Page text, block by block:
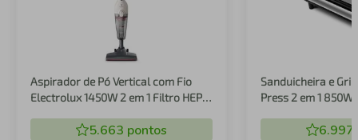
Aspirador de Pó Vertical com Fio
Electrolux 1450W 2 em 1 Filtro HEPA
5.663 pontos
Sanduicheira e
Press 2 em 1 850W
6.997